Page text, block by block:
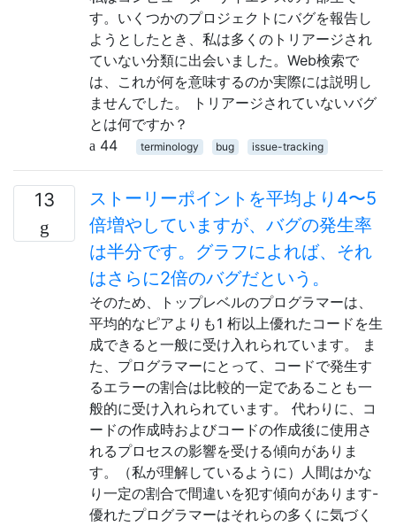
す。いくつかのプロジェクトにバグを報告し
ようとしたとき、私は多くのトリアージされ
ていない分類に出会いました。Web検索で
は、これが何を意味するのか実際には説明し
ませんでした。 トリアージされていないバグ
とは何ですか？
44
terminology bug issue-tracking
13
ストーリーポイントを平均より4〜5
倍増やしていますが、バグの発生率
は半分です。グラフによれば、それ
はさらに2倍のバグだという。
そのため、トップレベルのプログラマーは、
平均的なピアよりも1 桁以上優れたコードを生
成できると一般に受け入れられています。 ま
た、プログラマーにとって、コードで発生す
るエラーの割合は比較的一定であることも一
般的に受け入れられています。 代わりに、コ
ードの作成時およびコードの作成後に使用さ
れるプロセスの影響を受ける傾向がありま
す。（私が理解しているように）人間はかな
り一定の割合で間違いを犯す傾向があります-
優れたプログラマーはそれらの多くに気づく